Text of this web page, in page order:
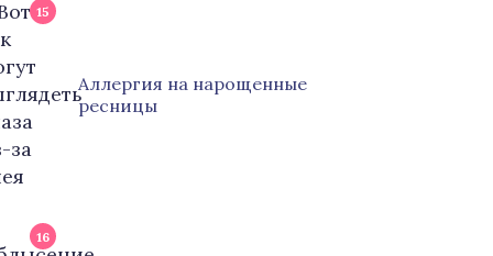
15
Аллергия на нарощенные
ресницы
16